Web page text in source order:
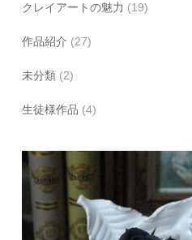
クレイアートの魅力 (19)
作品紹介 (27)
未分類 (2)
生徒様作品 (4)